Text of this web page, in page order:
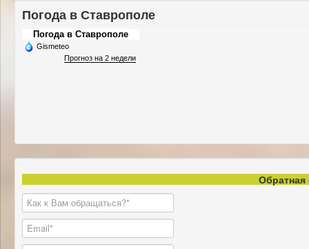
Погода в Ставрополе
Погода в Ставрополе
Gismeteo
Прогноз на 2 недели
Обратная